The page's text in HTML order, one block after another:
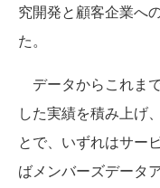
究開発と顧客企業へ
た。
データからこれま
した実績を積み上げ
とで、いずれはサー
ばメンバーズデータ